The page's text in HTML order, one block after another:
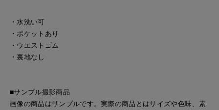
・水洗い可
・ポケットあり
・ウエストゴム
・裏地なし
■サンプル撮影商品
画像の商品はサンプルです。実際の商品とはサイズや色味、素